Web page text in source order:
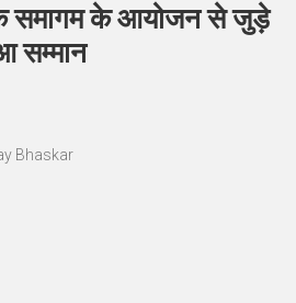
समागम के आयोजन से जुड़े
सम्मान
Bhaskar